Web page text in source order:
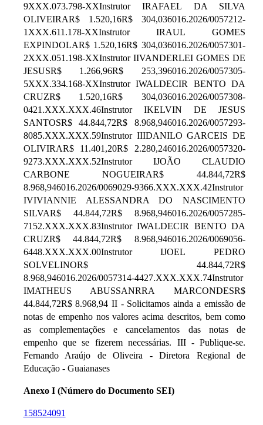
9XXX.073.798-XXInstrutor IRAFAEL DA SILVA
OLIVEIRAR$ 1.520,16R$ 304,036016.2026/0057212-
1XXX.611.178-XXInstrutor IRAUL GOMES
EXPINDOLAR$ 1.520,16R$ 304,036016.2026/0057301-
2XXX.051.198-XXInstrutor IIVANDERLEI GOMES DE
JESUSR$ 1.266,96R$ 253,396016.2026/0057305-
5XXX.334.168-XXInstrutor IWALDECIR BENTO DA
CRUZR$ 1.520,16R$ 304,036016.2026/0057308-
0421.XXX.XXX.46Instrutor IKELVIN DE JESUS
SANTOSR$ 44.844,72R$ 8.968,946016.2026/0057293-
8085.XXX.XXX.59Instrutor IIIDANILO GARCEIS DE
OLIVIRAR$ 11.401,20R$ 2.280,246016.2026/0057320-
9273.XXX.XXX.52Instrutor IJOÃO CLAUDIO
CARBONE NOGUEIRAR$ 44.844,72R$
8.968,946016.2026/0069029-9366.XXX.XXX.42Instrutor
IVIVIANNIE ALESSANDRA DO NASCIMENTO
SILVAR$ 44.844,72R$ 8.968,946016.2026/0057285-
7152.XXX.XXX.83Instrutor IWALDECIR BENTO DA
CRUZR$ 44.844,72R$ 8.968,946016.2026/0069056-
6448.XXX.XXX.00Instrutor IJOEL PEDRO
SOLVELINOR$ 44.844,72R$
8.968,946016.2026/0057314-4427.XXX.XXX.74Instrutor
IMATHEUS ABUSSANRRA MARCONDESR$
44.844,72R$ 8.968,94 II - Solicitamos ainda a emissão de
notas de empenho nos valores acima descritos, bem como
as complementações e cancelamentos das notas de
empenho que se fizerem necessárias. III - Publique-se.
Fernando Araújo de Oliveira - Diretora Regional de
Educação - Guaianases
Anexo I (Número do Documento SEI)
158524091